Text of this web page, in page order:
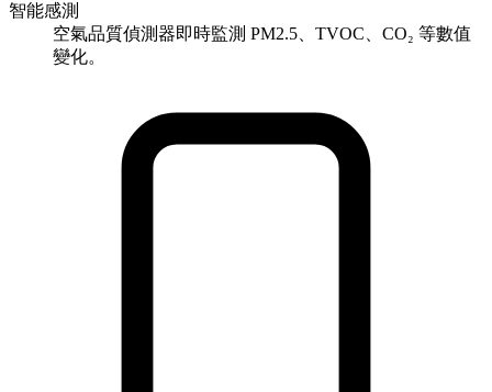
智能感測
空氣品質偵測器即時監測 PM2.5、TVOC、CO₂ 等數值
變化。